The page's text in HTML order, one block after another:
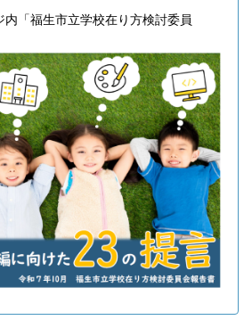
内「福生市立学校在り方検討委員